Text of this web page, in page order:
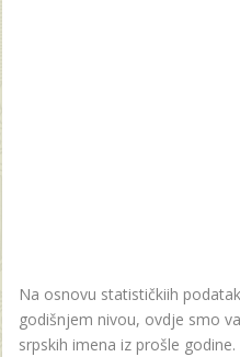
Na osnovu statističkiih
godišnjem nivou, ovdje smo
srpskih imena iz prošle